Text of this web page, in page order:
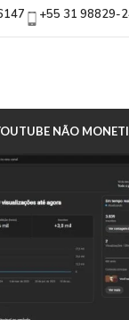
+55 31 98829-
NÃO